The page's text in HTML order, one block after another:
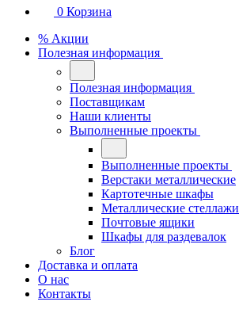
0 Корзина
% Акции
Полезная информация
Полезная информация
Поставщикам
Наши клиенты
Выполненные проекты
Выполненные проекты
Верстаки металлические
Картотечные шкафы
Металлические стеллажи
Почтовые ящики
Шкафы для раздевалок
Блог
Доставка и оплата
О нас
Контакты